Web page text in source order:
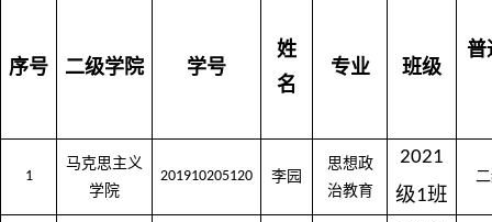
序号 二级学院 学号
姓
名
专业 班级
普
1
马克思主义
学院
201910205120 李园
思想政
治教育
2021
级1班